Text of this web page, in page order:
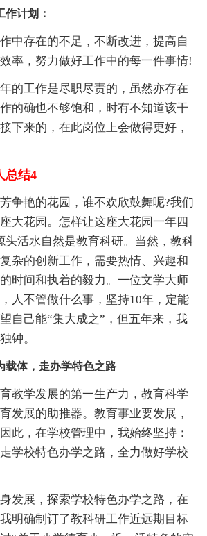
计划：
存在的不足，不断改进，提高自
率，努力做好工作中的每一件事情!
工作是尽职尽责的，虽然亦存在
的确也不够饱和，时有不知道该干
下来的，在此岗位上会做得更好，
总结4
艳的花园，谁不欢欣鼓舞呢?我们
大花园。怎样让这座大花园一年四
头活水自然是教育科研。当然，教科
杂的创新工作，需要热情、兴趣和
时间和执着的毅力。一位文学大师
人不管做什么事，坚持10年，定能
自己能“集大成之”，但五年来，我
钟。
体，走办学特色之路
学发展的第一生产力，教育科学
发展的助推器。教育事业要发展，
此，在学校管理中，我始终坚持：
学校特色办学之路，全力做好学校
展，探索学校特色办学之路，在
明确制订了教科研工作近远期目标